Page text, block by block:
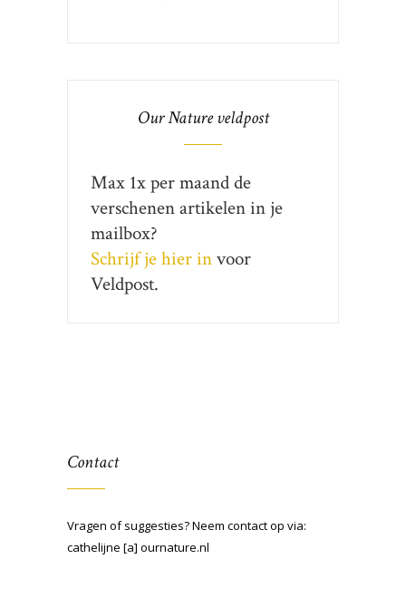
Our Nature veldpost
Max 1x per maand de
verschenen artikelen in je
mailbox?
Schrijf je hier invoor
Veldpost.
Contact
Vragen of suggesties? Neem contact op via:
cathelijne [a] ournature.nl